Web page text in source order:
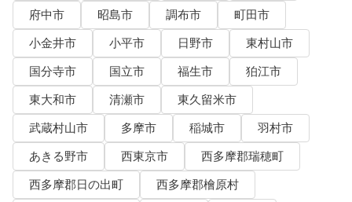
府中市
昭島市 調布市
町田市
小金井市
小平市 日野市
東村山市
国分寺市
国立市 福生市
狛江市
東大和市
清瀬市
東久留米市
武蔵村山市
多摩市 稲城市
羽村市
あきる野市
西東京市
西多摩郡瑞穂町
西多摩郡日の出町
西多摩郡檜原村